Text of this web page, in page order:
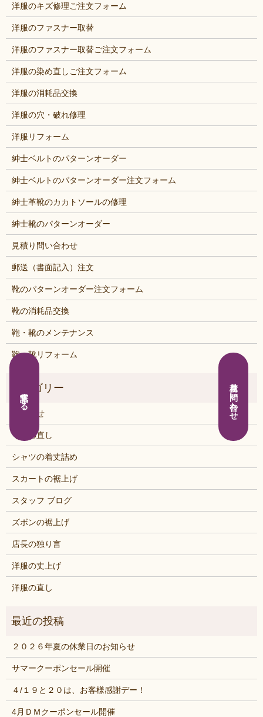
洋服のキズ修理ご注文フォーム
洋服のファスナー取替
洋服のファスナー取替ご注文フォーム
洋服の染め直しご注文フォーム
洋服の消耗品交換
洋服の穴・破れ修理
洋服リフォーム
紳士ベルトのパターンオーダー
紳士ベルトのパターンオーダー注文フォーム
紳士革靴のカカトソールの修理
紳士靴のパターンオーダー
見積り問い合わせ
郵送（書面記入）注文
靴のパターンオーダー注文フォーム
靴の消耗品交換
鞄・靴のメンテナンス
鞄・靴リフォーム
お知らせ
くつの直し
シャツの着丈詰め
スカートの裾上げ
スタッフ ブログ
ズボンの裾上げ
店長の独り言
洋服の丈上げ
洋服の直し
２０２６年夏の休業日のお知らせ
サマークーポンセール開催
４/１９と２０は、お客様感謝デー！
4月ＤＭクーポンセール開催
電話する 見積り問い合わせ